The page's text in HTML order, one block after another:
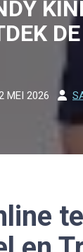
MEI 2026